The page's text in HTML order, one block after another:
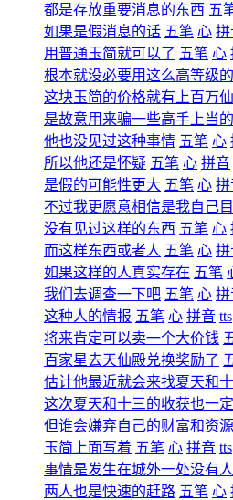
都是存放重要消息的东西 五
如果是假消息的话 五笔 心 拼
用普通玉简就可以了 五笔 心
根本就没必要用这么高等级
这块玉简的价格就有上百万
是故意用来骗一些高手上当
他也没见过这种事情 五笔 心
所以他还是怀疑 五笔 心 拼音
是假的可能性更大 五笔 心 拼
不过我更愿意相信是我自己
没有见过这样的东西 五笔 心
而这样东西或者人 五笔 心 拼
如果这样的人真实存在 五笔
我们去调查一下吧 五笔 心 拼
这种人的情报 五笔 心 拼音 tts
将来肯定可以卖一个大价钱
百家星去天仙殿兑换奖励了
估计他最近就会来找夏天和
这次夏天和十三的收获也一
但谁会嫌弃自己的财富和资
玉简上面写着 五笔 心 拼音 tts
事情是发生在城外一处没有
两人也是快速的赶路 五笔 心